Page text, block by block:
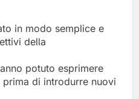
in modo semplice e
della
potuto esprimere
di introdurre nuovi